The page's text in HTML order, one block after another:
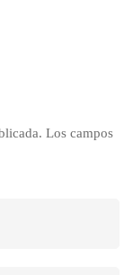
Los campos